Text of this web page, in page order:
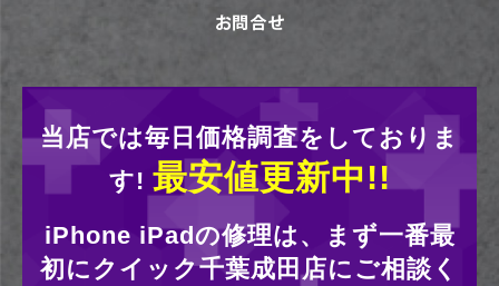
当店では毎日価格調査をしておりま
す! 最安値更新中!!
iPhone iPadの修理は、まず一番最
初にクイック千葉成田店にご相談く